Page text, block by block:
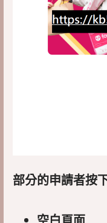
部分的申請者按